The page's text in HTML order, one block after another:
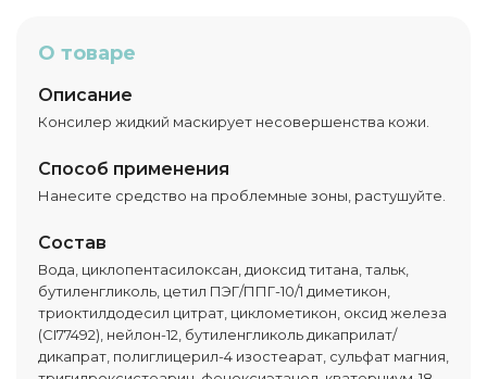
О товаре
Описание
Консилер жидкий маскирует несовершенства кожи.
Способ применения
Нанесите средство на проблемные зоны, растушуйте.
Состав
Вода, циклопентасилоксан, диоксид титана, тальк,
бутиленгликоль, цетил ПЭГ/ППГ-10/1 диметикон,
триоктилдодесил цитрат, циклометикон, оксид железа
(CI77492), нейлон-12, бутиленгликоль дикаприлат/
дикапрат, полиглицерил-4 изостеарат, сульфат магния,